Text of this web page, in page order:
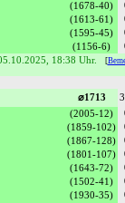
(1678-40)
(1613-61)
(1595-45)
(1156-6)
18:38 Uhr. [
⌀1713
(2005-12)
(1859-102)
(1867-128)
(1801-107)
(1643-72)
(1502-41)
(1930-35)